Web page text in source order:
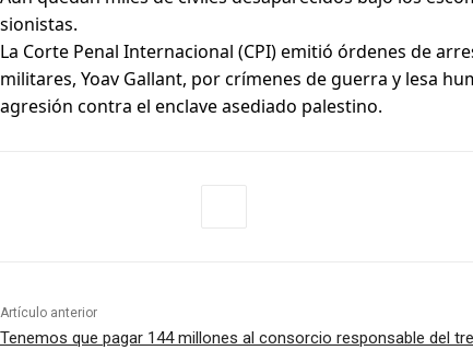
sionistas.
La Corte Penal Internacional (CPI) emitió órdenes de
militares, Yoav Gallant, por crímenes de guerra y lesa
agresión contra el enclave asediado palestino.
Artículo anterior
Tenemos que pagar 144 millones al consorcio responsable del